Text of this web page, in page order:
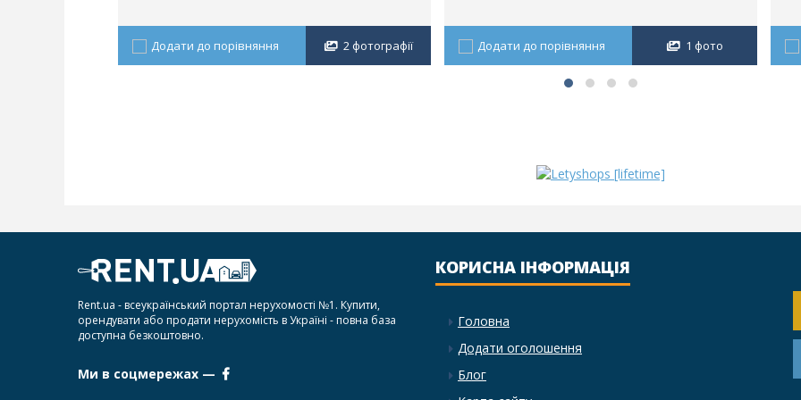
Додати до порівняння 2 фотографії Додати до порівняння 1 фото
Rent.ua - всеукраїнський портал нерухомості №1. Купити,
орендувати або продати нерухомість в Україні - повна база
доступна безкоштовно.
Ми в соцмережах —
КОРИСНА ІНФОРМАЦІЯ
Головна
Додати оголошення
Блог